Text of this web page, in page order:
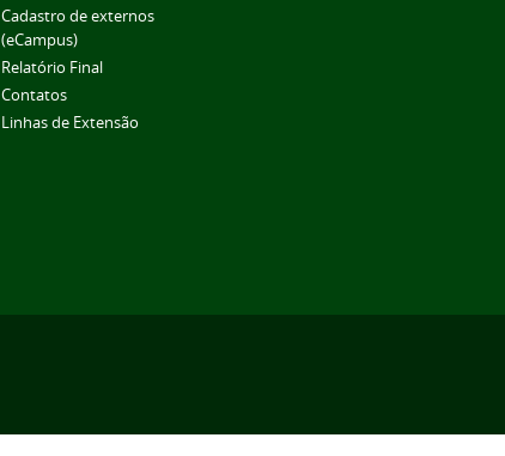
Cadastro de externos
(eCampus)
Relatório Final
Contatos
Linhas de Extensão